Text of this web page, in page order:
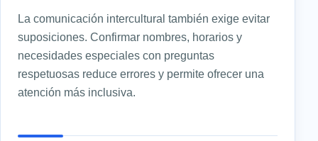
La comunicación intercultural también exige evitar
suposiciones. Confirmar nombres, horarios y
necesidades especiales con preguntas
respetuosas reduce errores y permite ofrecer una
atención más inclusiva.